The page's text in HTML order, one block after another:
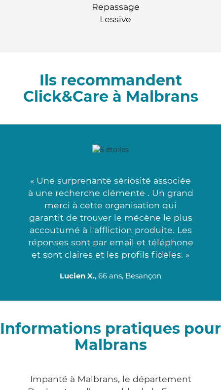
Repassage
Lessive
Ils recommandent
Click&Care à Malbrans
« Une surprenante sériosité associée
à une recherche clémente . Un grand
merci à cette organisation qui
garantit de trouver le mécène le plus
accoutumé à l'affliction produite. Les
réponses sont par email et téléphone
et sont claires et les profils fidèles. »
Lucien X., 66 ans, Besançon
Informations pratiques pour
Malbrans
Impanté à Malbrans, le département